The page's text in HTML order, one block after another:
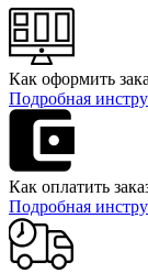
Как оформить
Подробная
Как оплатить
Подробная